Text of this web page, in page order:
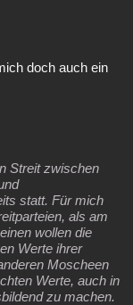
doch auch ein
Streit zwischen
statt. Für mich
als am
wollen die
Werte ihrer
Moscheen
Werte, auch in
zu machen.